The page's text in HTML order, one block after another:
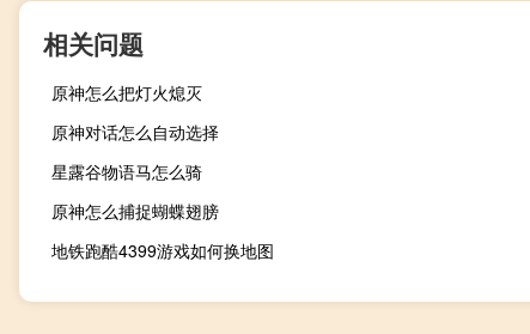
相关问题
原神怎么把灯火熄灭
原神对话怎么自动选择
星露谷物语马怎么骑
原神怎么捕捉蝴蝶翅膀
地铁跑酷4399游戏如何换地图